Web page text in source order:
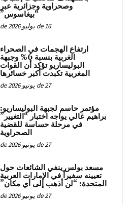
وصحراوية وجزائرية عبر
“بيغاسوس”
16 de يوليو de 2026
ارتفاع الهجمات في الصحراء
الغربية بنسبة 6% وجبهة
البوليساريو تؤكد أن القوات
المغربية تكبدت أكبر خسائرها
27 de يونيو de 2026
مؤتمر حاسم لجبهة البوليساريو:
براهيم غالي يواجه اختبار “التغيير”
في مرحلة حساسة للقضية
الصحراوية
27 de يونيو de 2026
مسعد بولس ينفي الشائعات حول
تعيينه سفيراً في الإمارات العربية
المتحدة: “لن أذهب إلى أي مكان”
27 de يونيو de 2026